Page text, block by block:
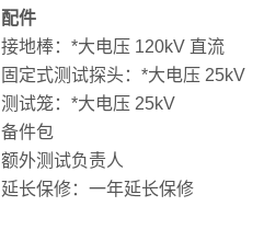
配件
接地棒：*大电压 120kV 直流
固定式测试探头：*大电压 25kV
测试笼：*大电压 25kV
备件包
额外测试负责人
延长保修：一年延长保修